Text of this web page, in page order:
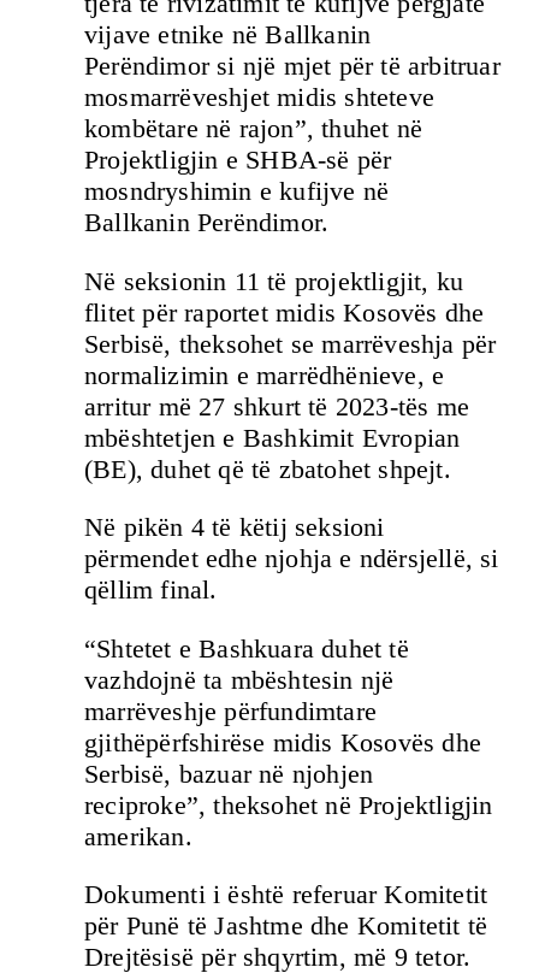
vijave etnike në Ballkanin
Perëndimor si një mjet për të arbitruar
mosmarrëveshjet midis shteteve
kombëtare në rajon”, thuhet në
Projektligjin e SHBA-së për
mosndryshimin e kufijve në
Ballkanin Perëndimor.
Në seksionin 11 të projektligjit, ku
flitet për raportet midis Kosovës dhe
Serbisë, theksohet se marrëveshja për
normalizimin e marrëdhënieve, e
arritur më 27 shkurt të 2023-tës me
mbështetjen e Bashkimit Evropian
(BE), duhet që të zbatohet shpejt.
Në pikën 4 të këtij seksioni
përmendet edhe njohja e ndërsjellë, si
qëllim final.
“Shtetet e Bashkuara duhet të
vazhdojnë ta mbështesin një
marrëveshje përfundimtare
gjithëpërfshirëse midis Kosovës dhe
Serbisë, bazuar në njohjen
reciproke”, theksohet në Projektligjin
amerikan.
Dokumenti i është referuar Komitetit
për Punë të Jashtme dhe Komitetit të
Drejtësisë për shqyrtim, më 9 tetor.